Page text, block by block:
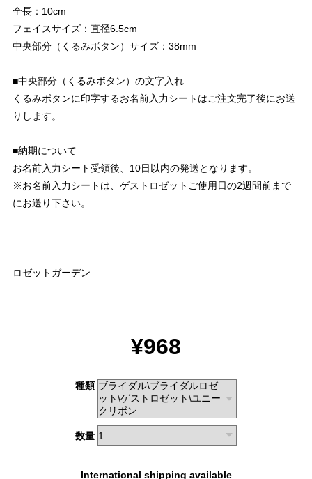
全長：10cm
フェイスサイズ：直径6.5cm
中央部分（くるみボタン）サイズ：38mm
■中央部分（くるみボタン）の文字入れ
くるみボタンに印字するお名前入力シートはご注文完了後にお送
りします。
■納期について
お名前入力シート受領後、10日以内の発送となります。
※お名前入力シートは、ゲストロゼットご使用日の2週間前まで
にお送り下さい。
ロゼットガーデン
¥968
種類
数量
International shipping available